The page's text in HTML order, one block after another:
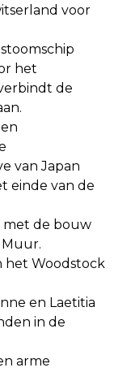
voor
het
de
van Japan
einde van de
met de bouw
het Woodstock
en Laetitia
in de
arme